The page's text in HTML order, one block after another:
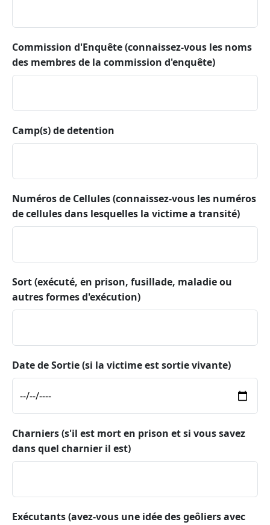
Commission d'Enquête (connaissez-vous les noms
des membres de la commission d'enquête)
Camp(s) de detention
Numéros de Cellules (connaissez-vous les numéros
de cellules dans lesquelles la victime a transité)
Sort (exécuté, en prison, fusillade, maladie ou
autres formes d'exécution)
Date de Sortie (si la victime est sortie vivante)
Charniers (s'il est mort en prison et si vous savez
dans quel charnier il est)
Exécutants (avez-vous une idée des geôliers avec